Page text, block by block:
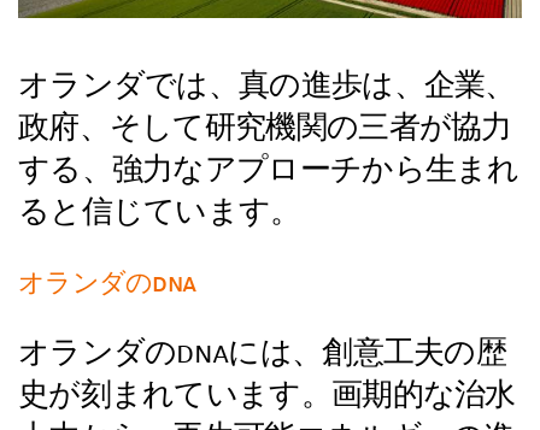
オランダでは、真の進歩は、企業、
政府、そして研究機関の三者が協力
する、強力なアプローチから生まれ
ると信じています。
オランダのDNA
オランダのDNAには、創意工夫の歴
史が刻まれています。画期的な治水
メディア掲載実績
Contact
お問合せ
スポンサー